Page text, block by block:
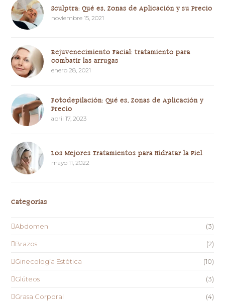
Sculptra: Qué es, Zonas de Aplicación y su Precio
noviembre 15, 2021
Rejuvenecimiento Facial: tratamiento para
combatir las arrugas
enero 28, 2021
Fotodepilación: Qué es, Zonas de Aplicación y
Precio
abril 17, 2023
Los Mejores Tratamientos para Hidratar la Piel
mayo 11, 2022
Categorías
Abdomen (3)
Brazos (2)
Ginecología Estética (10)
Glúteos (3)
Grasa Corporal (4)